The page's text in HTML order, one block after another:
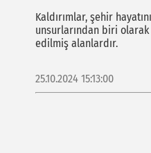
Kaldırımlar, şehir
unsurlarından biri
edilmiş alanlardır.
25.10.2024 15:13:00